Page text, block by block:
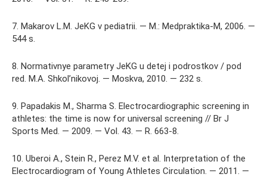
7. Makarov L.M. JeKG v pediatrii. — M.: Medpraktika-M, 2006. —
544 s.
8. Normativnye parametry JeKG u detej i podrostkov / pod
red. M.A. Shkol’nikovoj. — Moskva, 2010. — 232 s.
9. Papadakis M., Sharma S. Electrocardiographic screening in
athletes: the time is now for universal screening // Br J
Sports Med. — 2009. — Vol. 43. — R. 663-8.
10. Uberoi A., Stein R., Perez M.V. et al. Interpretation of the
Electrocardiogram of Young Athletes Circulation. — 2011. —